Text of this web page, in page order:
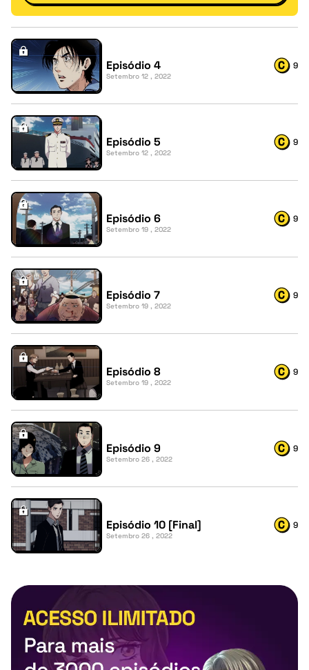
Episódio 4
Setembro 12 , 2022
9
Episódio 5
Setembro 12 , 2022
9
Episódio 6
Setembro 19 , 2022
9
Episódio 7
Setembro 19 , 2022
9
Episódio 8
Setembro 19 , 2022
9
Episódio 9
Setembro 26 , 2022
9
Episódio 10 [Final]
Setembro 26 , 2022
9